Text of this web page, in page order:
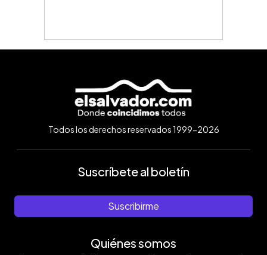
Todos los derechos reservados 1999-2026
Suscríbete al boletín
Suscribirme
Quiénes somos